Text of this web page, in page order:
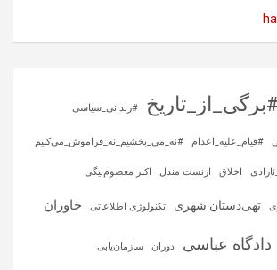
#برگی_از_تاریخ #زندانی_سیاسی
#قیام_علیه_اعدام #نه_می_بخشیم_نه_فراموش_می‌کنیم
اخلاق ارنست مندل اکبر معصوم‌بیگی
تهی‌دستان شهری تکنولوژی اطلاعاتی خاوران
دادگاه عباسی دوران سازمان‌یابی